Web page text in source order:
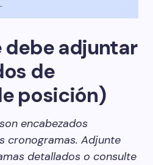
debe adjuntar
de
posición)
encabezados
cronogramas. Adjunte
detallados o consulte